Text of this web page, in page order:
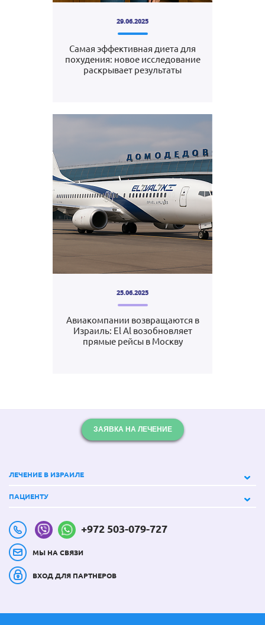
29.06.2025
Самая эффективная диета для
похудения: новое исследование
раскрывает результаты
25.06.2025
Авиакомпании возвращаются в
Израиль: El Al возобновляет
прямые рейсы в Москву
ЗАЯВКА НА ЛЕЧЕНИЕ
ЛЕЧЕНИЕ В ИЗРАИЛЕ
ПАЦИЕНТУ
+972 503-079-727
МЫ НА СВЯЗИ
ВХОД ДЛЯ ПАРТНЕРОВ